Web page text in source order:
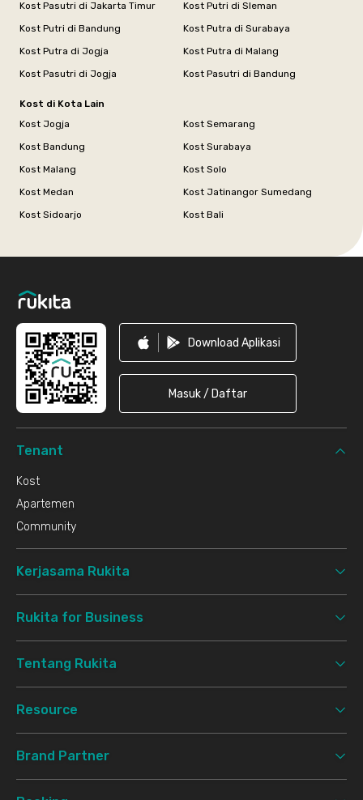
Kost Pasutri di Jakarta Timur
Kost Putri di Sleman
Kost Putri di Bandung
Kost Putra di Surabaya
Kost Putra di Jogja
Kost Putra di Malang
Kost Pasutri di Jogja
Kost Pasutri di Bandung
Kost di Kota Lain
Kost Jogja
Kost Semarang
Kost Bandung
Kost Surabaya
Kost Malang
Kost Solo
Kost Medan
Kost Jatinangor Sumedang
Kost Sidoarjo
Kost Bali
Download Aplikasi
Masuk / Daftar
Tenant
Kost
Apartemen
Community
Kerjasama Rukita
Rukita for Business
Tentang Rukita
Resource
Brand Partner